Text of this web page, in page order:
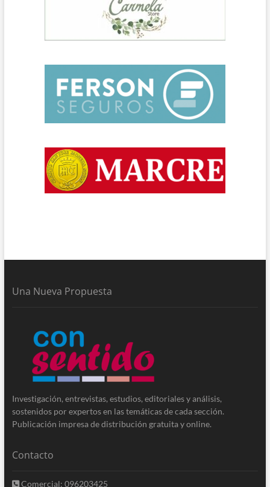
Una Nueva Propuesta
Investigación, entrevistas, estudios, editoriales y análisis,
sostenidos por expertos en las temáticas de cada sección.
Publicación impresa de distribución gratuita y online.
Contacto
Comercial: 096203425